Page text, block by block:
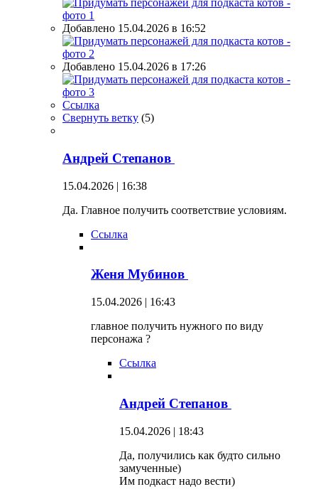
Добавлено 15.04.2026 в 16:52
Добавлено 15.04.2026 в 17:26
Ссылка
Свернуть ветку (5)
Андрей Степанов
15.04.2026 | 16:38
Да. Главное получить соответствие условиям.
Ссылка
Женя Мубинов
15.04.2026 | 16:43
главное получить нужного по виду
персонажа ?
Ссылка
Андрей Степанов
15.04.2026 | 18:43
Да, получились как будто сильно
замученные)
Им подкаст надо вести)